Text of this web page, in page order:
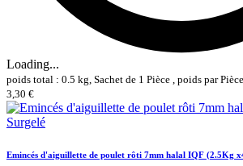
Loading...
poids total : 0.5 kg, Sachet de 1 Pièce , poids par
3,30 €
Emincés d'aiguillette de poulet rôti 7mm halal IQF (2.5Kg